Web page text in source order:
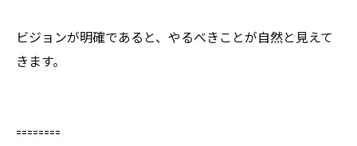
ビジョンが明確であると、やるべきことが自然と見えて
きます。
========